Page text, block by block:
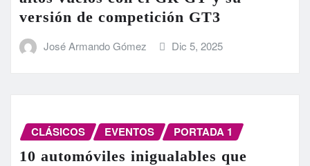
versión de competición GT3
José Armando Gómez Dic 5, 2025
CLÁSICOS EVENTOS PORTADA 1
10 automóviles inigualables que